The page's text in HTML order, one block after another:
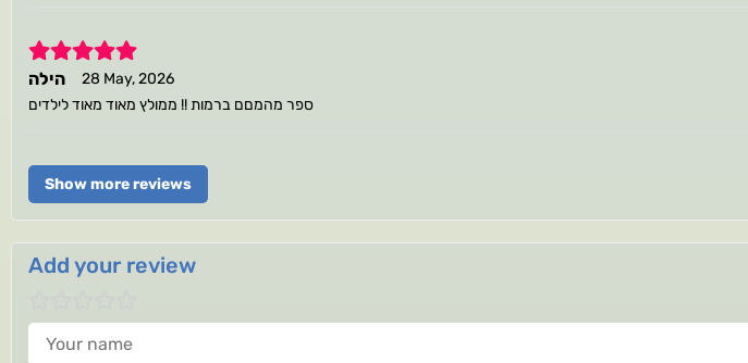
5
הילה
28 May, 2026
ספר מהמםם ברמות !! ממולץ מאוד מאוד לילדים
Show more reviews
Add your review
Your name